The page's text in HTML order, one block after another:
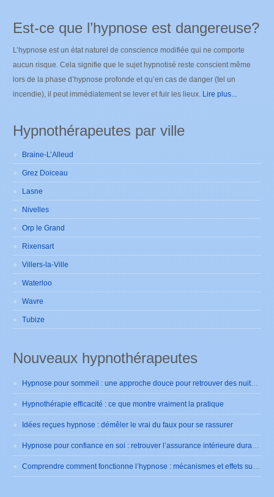
Est-ce que l’hypnose est dangereuse?
L’hypnose est un état naturel de conscience modifiée qui ne comporte
aucun risque. Cela signifie que le sujet hypnotisé reste conscient même
lors de la phase d’hypnose profonde et qu’en cas de danger (tel un
incendie), il peut immédiatement se lever et fuir les lieux. Lire plus...
Hypnothérapeutes par ville
Braine-L’Alleud
Grez Doiceau
Lasne
Nivelles
Orp le Grand
Rixensart
Villers-la-Ville
Waterloo
Wavre
Tubize
Nouveaux hypnothérapeutes
Hypnothérapie efficacité : ce que montre vraiment la pratique
Idées reçues hypnose : démêler le vrai du faux pour se rassurer